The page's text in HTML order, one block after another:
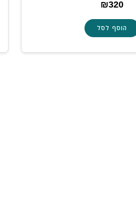
₪320
הוסף לסל